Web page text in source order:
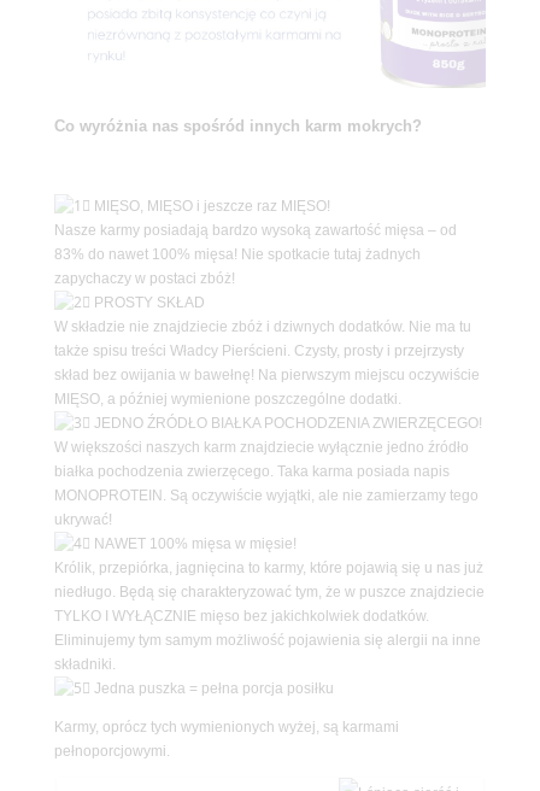
Co wyróżnia nas spośród innych karm mokrych?
MIĘSO, MIĘSO i jeszcze raz MIĘSO!
Nasze karmy posiadają bardzo wysoką zawartość mięsa – od
83% do nawet 100% mięsa! Nie spotkacie tutaj żadnych
zapychaczy w postaci zbóż!
PROSTY SKŁAD
W składzie nie znajdziecie zbóż i dziwnych dodatków. Nie ma tu
także spisu treści Władcy Pierścieni. Czysty, prosty i przejrzysty
skład bez owijania w bawełnę! Na pierwszym miejscu oczywiście
MIĘSO, a później wymienione poszczególne dodatki.
JEDNO ŹRÓDŁO BIAŁKA POCHODZENIA ZWIERZĘCEGO!
W większości naszych karm znajdziecie wyłącznie jedno źródło
białka pochodzenia zwierzęcego. Taka karma posiada napis
MONOPROTEIN. Są oczywiście wyjątki, ale nie zamierzamy tego
ukrywać!
NAWET 100% mięsa w mięsie!
Królik, przepiórka, jagnięcina to karmy, które pojawią się u nas już
niedługo. Będą się charakteryzować tym, że w puszce znajdziecie
TYLKO I WYŁĄCZNIE mięso bez jakichkolwiek dodatków.
Eliminujemy tym samym możliwość pojawienia się alergii na inne
składniki.
Jedna puszka = pełna porcja posiłku
Karmy, oprócz tych wymienionych wyżej, są karmami
pełnoporcjowymi.